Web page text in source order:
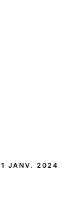
1 JANV. 2024